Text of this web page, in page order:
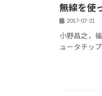
無線を使
2017-07-31
小野昌之，
ュータチッ